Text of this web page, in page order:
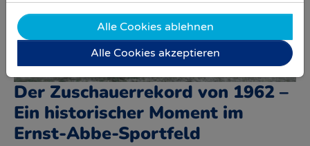
Der Zuschauerrekord von 1962 –
Ein historischer Moment im
Ernst-Abbe-Sportfeld
Alle Cookies ablehnen
Alle Cookies akzeptieren